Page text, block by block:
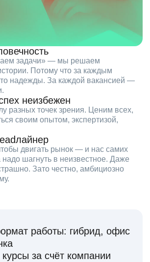
задачи» — мы решаем
Потому что за каждым
надежды. За каждой вакансией —
неизбежен
разных точек зрения. Ценим всех,
своим опытом, экспертизой,
двигать рынок — и нас самих
надо шагнуть в неизвестное. Даже
Зато честно, амбициозно
работы: гибрид, офис
курсы за счёт компании